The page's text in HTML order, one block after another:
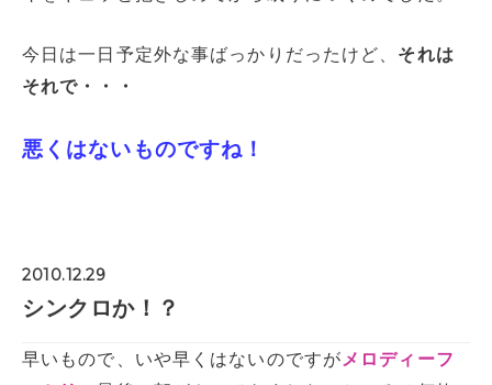
今日は一日予定外な事ばっかりだったけど、 それは
それで・・・
悪くはないものですね！
2010.12.29
シンクロか！？
早いもので、いや早くはないのですが メロディーフ